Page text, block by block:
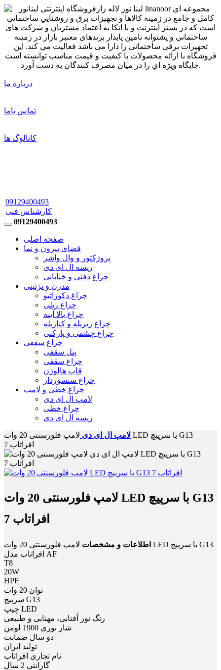
درباره ما
تماس باما
کاتالوگ ها
09129400493
کارشناس فنی
09129400493
صفحه اصلی
فضای بیرون و نما
پروژکتور و وال واشر
ریسه ال ای دی
چراغ دفنی و خیابانی
مدرن و تزئینی
چراغ دکوراتیو
چراغ ریلی
چراغ بالا آینه
چراغ زیرپله و کنارپله
چراغ چشمی و پارکتی
چراغ سقفی
پنل سقفی
چراغ سقفی
قاب هالوژن
چراغ سنسوردار
چراغ خطی و لامپ
لامپ ال ای دی
چراغ خطی
ریسه ال ای دی
لامپ ال ای دی
لامپ فلورسنتی 20 وات LED با سرپیچ G13
افراتاب 7
لامپ فلورسنتی 20 وات LED با سرپیچ G13
افراتاب 7
اطلاعات و مشخصات
لامپ فلورسنتی 20 وات LED با سرپیچ G13
افراتاب مدل AF
T8
20W
HPF
توان 20 وات
سرپیچ G13
چیپ LED
رنگ نور آفتابی، مهتابی و طبیعی
شار نوری 1900 لومن
دو سال ضمانت
تولید ایران
نام تجاری افراتاب
گارانتی 2 سال